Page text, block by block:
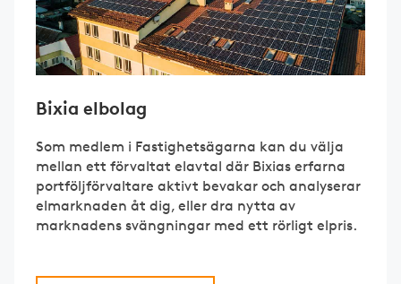
Bixia elbolag
Som medlem i Fastighetsägarna kan du välja
mellan ett förvaltat elavtal där Bixias erfarna
portföljförvaltare aktivt bevakar och analyserar
elmarknaden åt dig, eller dra nytta av
marknadens svängningar med ett rörligt elpris.